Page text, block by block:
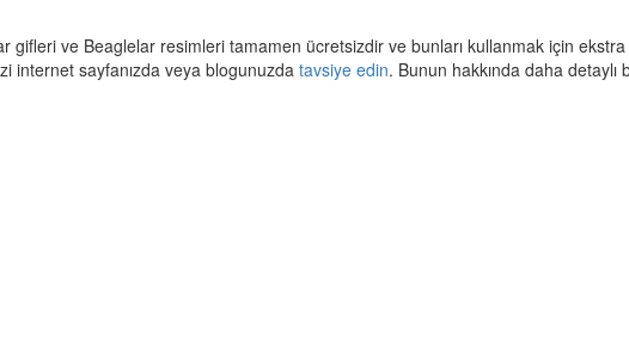
gifleri ve Beaglelar resimleri tamamen ücretsizdir ve bunları kullanmak için
internet sayfanızda veya blogunuzda tavsiye edin. Bunun hakkında daha detaylı